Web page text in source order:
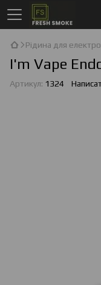
Рідина для
I'm Vape
Артикул: 1324